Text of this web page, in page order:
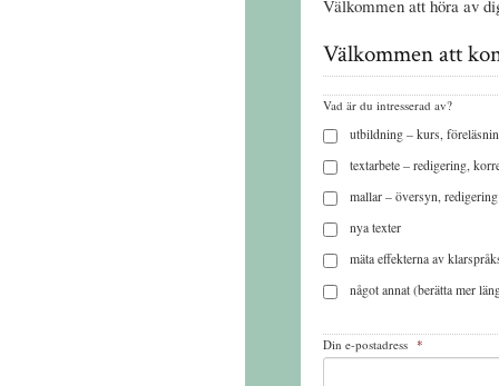
Välkommen att höra av
Välkommen att
Vad är du intresserad av?
utbildning – kurs,
textarbete – redigering,
mallar – översyn, redigering
nya texter
mäta effekterna av
något annat (berätta mer
Din e-postadress *